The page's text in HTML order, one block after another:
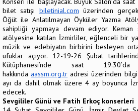
bilet satışı biletinial.com üzerinden
Öğüt ile Anlatılmayan Öyküler Yazma
sahipliği yapmaya devam ediyor. Keman
atölyesine katılan İzmirliler, eğlenceli bir
müzik ve edebiyatın birbirini besleyen
ufuklar açıyor. 12-19-26 Şubat
Kütüphanesi’nde saat
hakkında aassm.org.tr adresi üzerinden
ayı da dahil olmak üzere 4 ay boyunca
edecek.
Sevgililer Günü ve Fatih Erkoç konserleri